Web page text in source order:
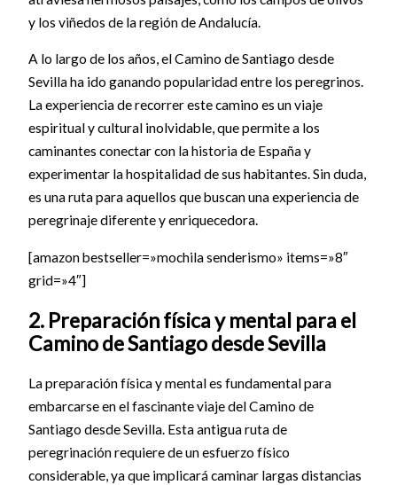
y los viñedos de la región de Andalucía.
A lo largo de los años, el Camino de Santiago desde
Sevilla ha ido ganando popularidad entre los peregrinos.
La experiencia de recorrer este camino es un viaje
espiritual y cultural inolvidable, que permite a los
caminantes conectar con la historia de España y
experimentar la hospitalidad de sus habitantes. Sin duda,
es una ruta para aquellos que buscan una experiencia de
peregrinaje diferente y enriquecedora.
[amazon bestseller=»mochila senderismo» items=»8″
grid=»4″]
2. Preparación física y mental para el
Camino de Santiago desde Sevilla
La preparación física y mental es fundamental para
embarcarse en el fascinante viaje del Camino de
Santiago desde Sevilla. Esta antigua ruta de
peregrinación requiere de un esfuerzo físico
considerable, ya que implicará caminar largas distancias